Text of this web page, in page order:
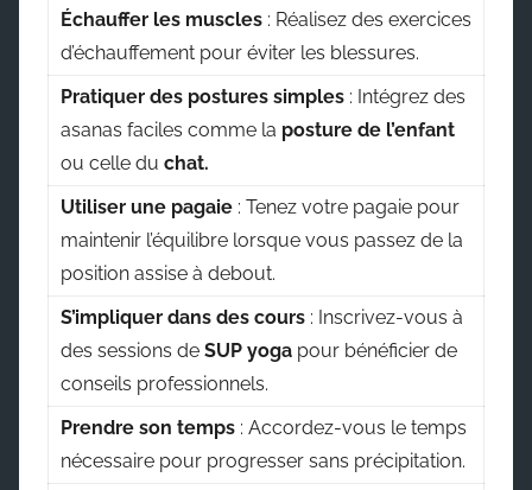
Échauffer les muscles: Réalisez des exercices
d’échauffement pour éviter les blessures.
Pratiquer des postures simples: Intégrez des
asanas faciles comme la posture de l’enfant
ou celle du chat.
Utiliser une pagaie: Tenez votre pagaie pour
maintenir l’équilibre lorsque vous passez de la
position assise à debout.
S’impliquer dans des cours: Inscrivez-vous à
des sessions de SUP yogapour bénéficier de
conseils professionnels.
Prendre son temps: Accordez-vous le temps
nécessaire pour progresser sans précipitation.